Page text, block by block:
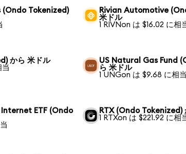
Tokenized)
Rivian Automotive
米ドル
1 RIVNon は $16.02 に相
から 米ドル
当
US Natural Gas Fund
ら 米ドル
1 UNGon は $9.68 に相当
ETF (Ondo
RTX (Ondo Tokenized)
1 RTXon は $221.92 に相